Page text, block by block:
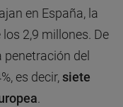
en España, la
2,9 millones. De
penetración del
es decir,siete
.